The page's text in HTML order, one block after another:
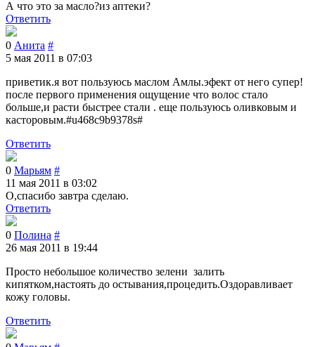
А что это за масло?из аптеки?
Ответить
0 Анита #
5 мая 2011 в 07:03
приветик.я вот пользуюсь маслом Амлы.эфект от него супер!
после первого применения ощущение что волос стало
больше,и расти быстрее стали . еще пользуюсь оливковым и
касторовым.#u468c9b9378s#
Ответить
0 Марьям #
11 мая 2011 в 03:02
О,спасибо завтра сделаю.
Ответить
0 Полина #
26 мая 2011 в 19:44
Просто небольшое количество зелени залить
кипятком,настоять до остывания,процедить.Оздоравливает
кожу головы.
Ответить